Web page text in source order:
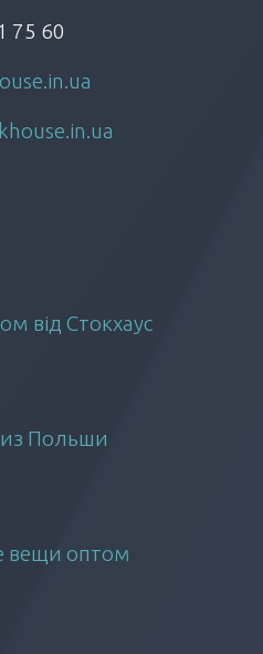
75 60
від Стокхаус
Польши
оптом